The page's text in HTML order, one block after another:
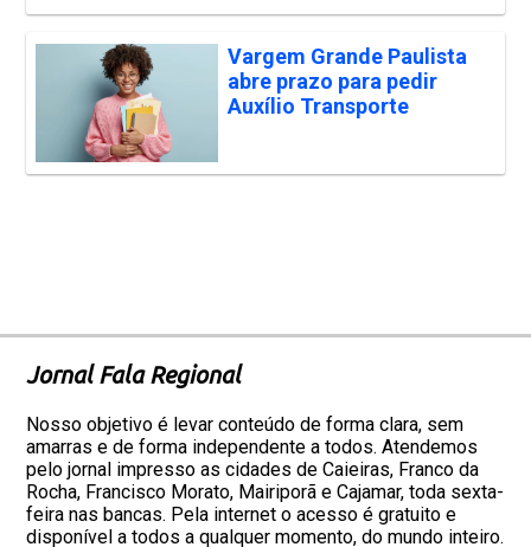
Vargem Grande Paulista
abre prazo para pedir
Auxílio Transporte
Jornal Fala Regional
Nosso objetivo é levar conteúdo de forma clara, sem
amarras e de forma independente a todos. Atendemos
pelo jornal impresso as cidades de Caieiras, Franco da
Rocha, Francisco Morato, Mairiporã e Cajamar, toda sexta-
feira nas bancas. Pela internet o acesso é gratuito e
disponível a todos a qualquer momento, do mundo inteiro.